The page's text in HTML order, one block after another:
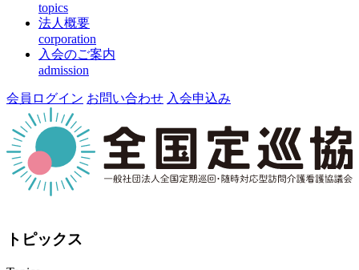
topics
法人概要
corporation
入会のご案内
admission
会員ログイン お問い合わせ 入会申込み
トピックス